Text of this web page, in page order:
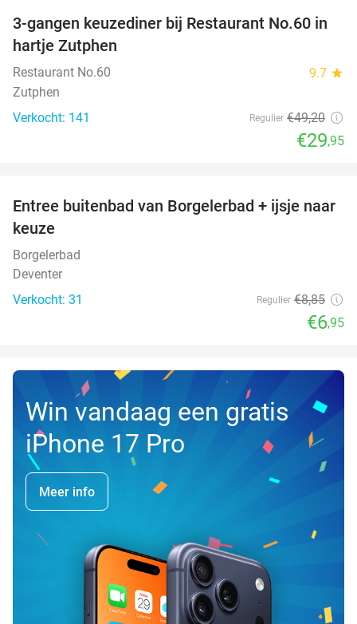
39%
3-gangen keuzediner bij Restaurant No.60 in
hartje Zutphen
Restaurant No.60 9.7 star
Zutphen
Verkocht: 141
Regulier €49,20
€29,95
21%
TODAY
Entree buitenbad van Borgelerbad + ijsje naar
keuze
Borgelerbad
Deventer
Verkocht: 31
Regulier €8,85
€6,95
Win vandaag een gratis
iPhone 17 Pro
Meer info